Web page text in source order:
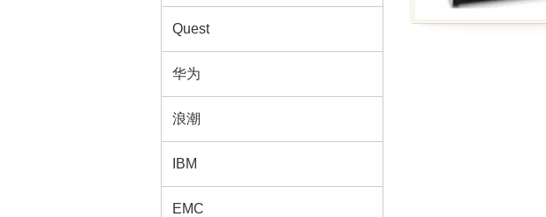
Quest
华为
浪潮
IBM
EMC